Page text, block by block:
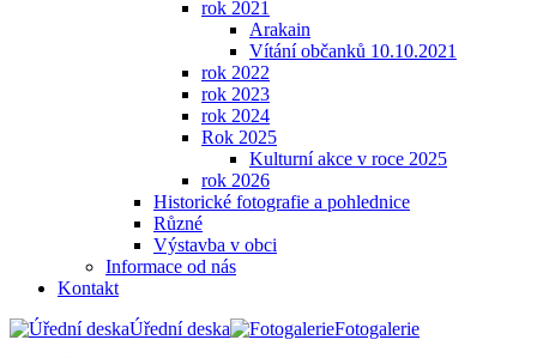
rok 2021
Arakain
Vítání občanků 10.10.2021
rok 2022
rok 2023
rok 2024
Rok 2025
Kulturní akce v roce 2025
rok 2026
Historické fotografie a pohlednice
Různé
Výstavba v obci
Informace od nás
Kontakt
Úřední deska
Fotogalerie